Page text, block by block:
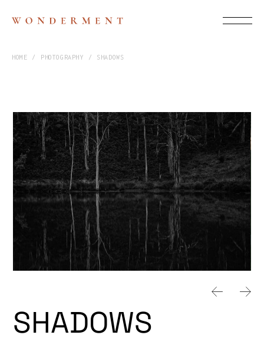
HOME PHOTOGRAPHY SHADOWS
SHADOWS